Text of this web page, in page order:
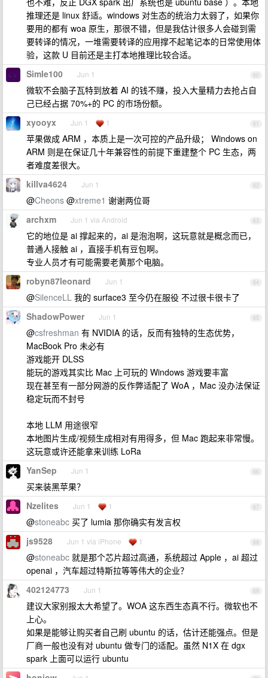
推理还是 linux 舒适。windows 对生态的统治力太弱了，如果你
要用的都有 woa 原生，那很不错，但是我估计很多人会碰到需
要转译的情况，一堆需要转译的应用撑不起笔记本的日常使用体
验，这款 U 目前还是主打本地推理比较合适。
60
Simle100 Jun 1
微软不会脑子瓦特到放着 AI 的钱不赚，投入大量精力去抢占自
己已经占据 70%+的 PC 的市场份额。
61
xyooyx Jun 1 1
苹果做成 ARM ，本质上是一次可控的产品升级； Windows on
ARM 则是在保证几十年兼容性的前提下重建整个 PC 生态，两
者难度差很大。
62
killva4624 Jun 1
@Cheons @xtreme1 谢谢两位哥
63
archxm Jun 1 via Android
它的地位是 ai 撑起来的，ai 是泡泡啊，这玩意就是概念而已，
普通人接触 ai ，直接手机有豆包啊。
专业人员才有可能需要老黄那个电脑。
64
robyn87leonard Jun 1
@SilenceLL 我的 surface3 至今仍在服役 不过很卡很卡了
65
ShadowPower Jun 1
@csfreshman 有 NVIDIA 的话，反而有独特的生态优势，
MacBook Pro 未必有
游戏能开 DLSS
能玩的游戏其实比 Mac 上可玩的 Windows 游戏要丰富
现在甚至有一部分网游的反作弊适配了 WoA ，Mac 没办法保证
稳定玩而不封号
本地 LLM 用途很窄
本地图片生成/视频生成相对有用得多，但 Mac 跑起来非常慢。
这玩意或许还能拿来训练 LoRa
66
YanSep Jun 1
买来装黑苹果？
67
Nzelites Jun 1 1
@stoneabc 买了 lumia 那你确实有发言权
68
js9528 Jun 1 via iPhone 1
@stoneabc 就是那个芯片超过高通，系统超过 Apple ，ai 超过
openai ，汽车超过特斯拉等等伟大的企业？
69
402124773 Jun 1
建议大家别报太大希望了。WOA 这东西生态真不行。微软也不
上心。
如果是能够让购买者自己刷 ubuntu 的话，估计还能强点。但是
厂商一般也没有对 ubuntu 做专门的适配。虽然 N1X 在 dgx
spark 上面可以运行 ubuntu